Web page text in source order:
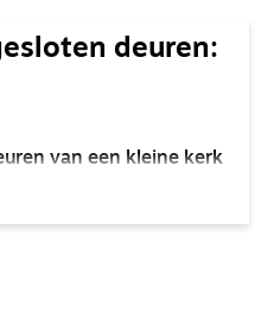
deuren:
van een kleine kerk